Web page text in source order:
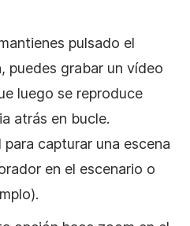
pulsado el
puedes grabar un vídeo
luego se reproduce
atrás en bucle.
capturar una escena
en el escenario o